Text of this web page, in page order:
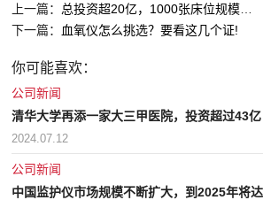
上一篇： 总投资超20亿，1000张床位规模指标，又...
下一篇： 血氧仪怎么挑选？要看这几个证!
你可能喜欢：
公司新闻
清华大学再添一家大三甲医院，投资超过43亿
2024.07.12
公司新闻
中国监护仪市场规模不断扩大，到2025年将